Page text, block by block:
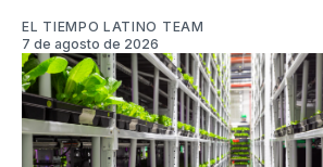
EL TIEMPO LATINO TEAM
7 de agosto de 2026